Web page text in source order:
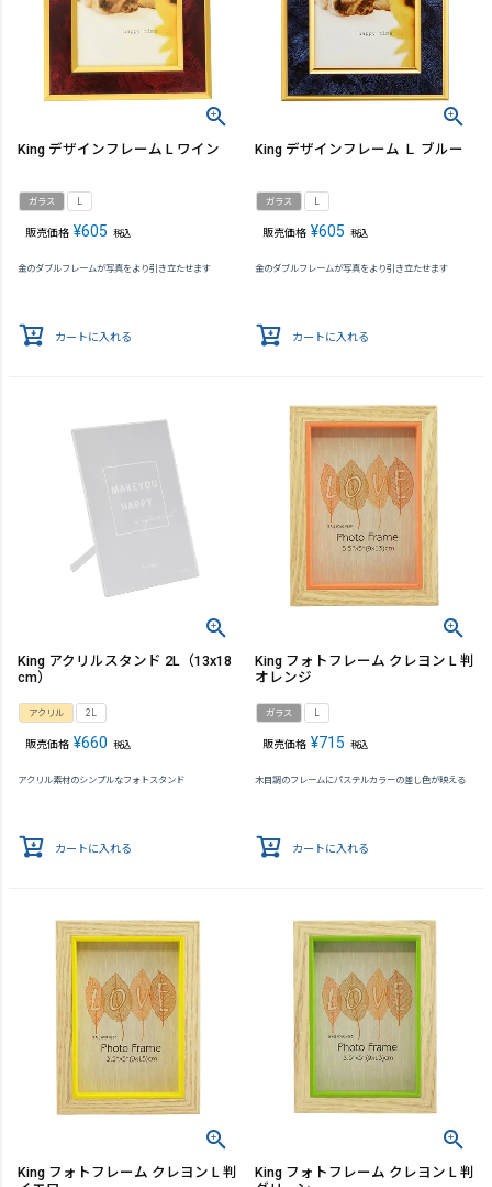
King デザインフレーム L ワイン
ガラス L
販売価格 ¥605 税込
金のダブルフレームが写真をより引き立たせます
カートに入れる
King デザインフレーム Ｌ ブルー
ガラス L
販売価格 ¥605 税込
金のダブルフレームが写真をより引き立たせます
カートに入れる
King アクリルスタンド 2L（13x18
cm）
アクリル 2L
販売価格 ¥660 税込
アクリル素材のシンプルなフォトスタンド
カートに入れる
King フォトフレーム クレヨン L 判
オレンジ
ガラス L
販売価格 ¥715 税込
木目調のフレームにパステルカラーの差し色が映える
カートに入れる
King フォトフレーム クレヨン L 判
King フォトフレーム クレヨン L 判